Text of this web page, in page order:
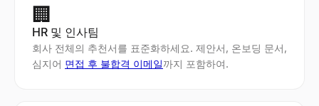
🏢
HR 및 인사팀
회사 전체의 추천서를 표준화하세요. 제안서, 온보딩 문서,
심지어 면접 후 불합격 이메일까지 포함하여.